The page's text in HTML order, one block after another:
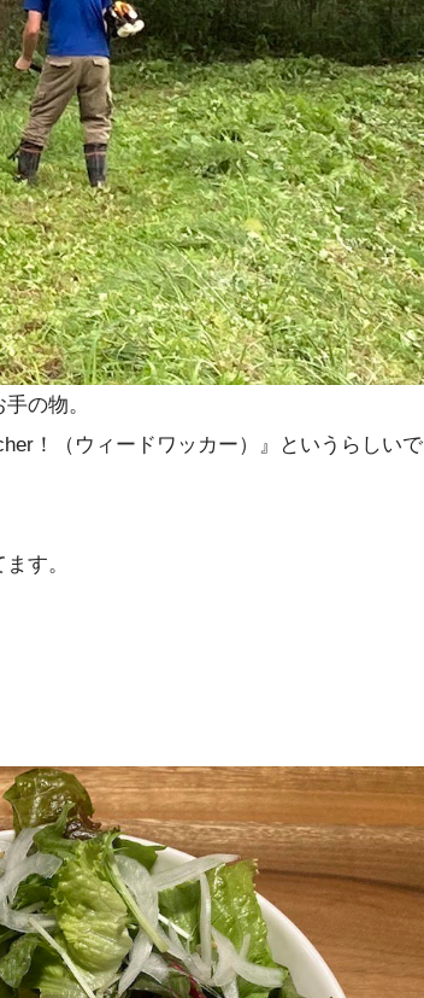
の物。
！（ウィードワッカー）』というらしいで
す。